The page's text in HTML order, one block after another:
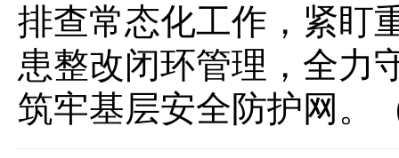
排查常态化工作，紧盯
患整改闭环管理，全力
筑牢基层安全防护网。